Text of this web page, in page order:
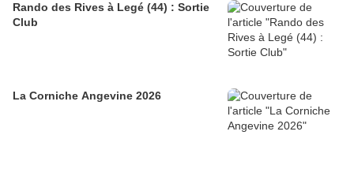
Rando des Rives à Legé (44) : Sortie
Club
La Corniche Angevine 2026